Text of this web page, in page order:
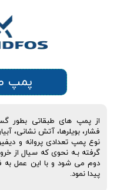
از پمپ های طبقاتی بطور
فشار، بویلرها، آتش نشانی،
نوع پمپ تعدادی پروانه و
گرفته بـه نحوی که سیال از
دوم می شود و با این عمل به
پیدا نمود.
پمپ